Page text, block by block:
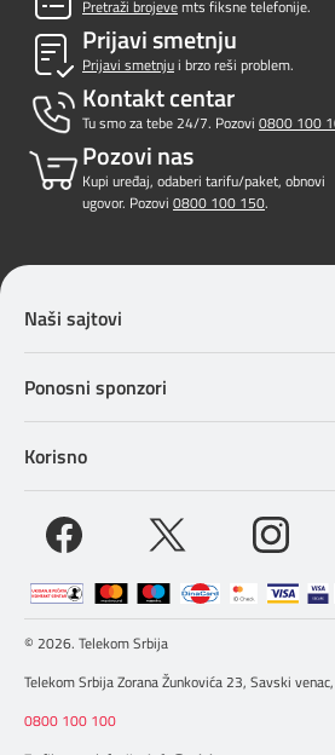
Pretraži brojevemts fiksne telefonije.
Prijavi smetnju
Prijavi smetnjui brzo reši problem.
Kontakt centar
Tu smo za tebe 24/7. Pozovi 0800 100
Pozovi nas
Kupi uređaj, odaberi tarifu/paket, obnovi
ugovor. Pozovi 0800 100 150.
Naši sajtovi
Ponosni sponzori
Korisno
© 2026. Telekom Srbija
Telekom Srbija Zorana Žunkovića 23, Savski
0800 100 100